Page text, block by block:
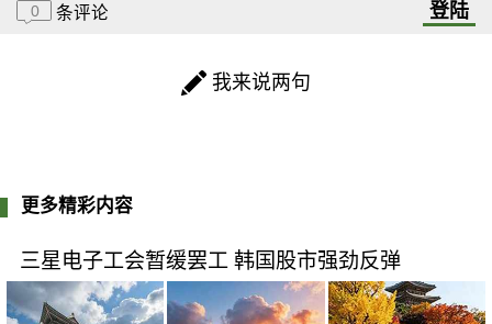
0 条评论 登陆
我来说两句
更多精彩内容
三星电子工会暂缓罢工 韩国股市强劲反弹